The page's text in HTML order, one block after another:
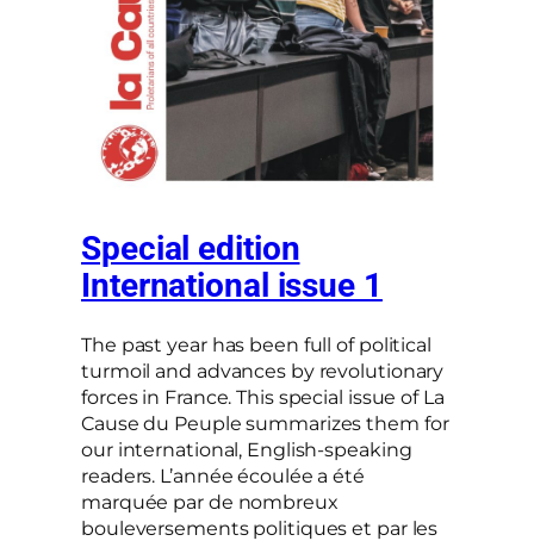
Special edition
International issue 1
The past year has been full of political
turmoil and advances by revolutionary
forces in France. This special issue of La
Cause du Peuple summarizes them for
our international, English-speaking
readers. L’année écoulée a été
marquée par de nombreux
bouleversements politiques et par les